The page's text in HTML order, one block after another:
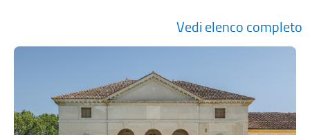
Vedi elenco completo